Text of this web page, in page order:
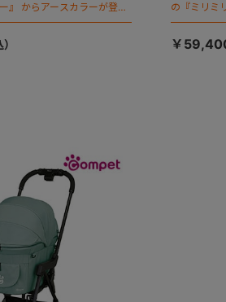
』 からアースカラーが登
の『ミリミ
場！
￥